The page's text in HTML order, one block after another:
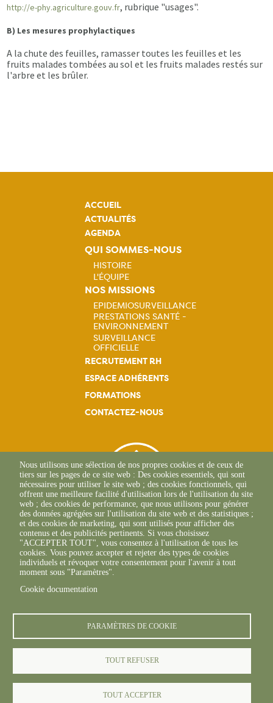
http://e-phy.agriculture.gouv.fr, rubrique "usages".
B) Les mesures prophylactiques
A la chute des feuilles, ramasser toutes les feuilles et les
fruits malades tombées au sol et les fruits malades restés sur
l'arbre et les brûler.
Nous utilisons une sélection de nos propres cookies et de ceux de
tiers sur les pages de ce site web : Des cookies essentiels, qui sont
nécessaires pour utiliser le site web ; des cookies fonctionnels, qui
offrent une meilleure facilité d'utilisation lors de l'utilisation du site
web ; des cookies de performance, que nous utilisons pour générer
des données agrégées sur l'utilisation du site web et des statistiques ;
et des cookies de marketing, qui sont utilisés pour afficher des
contenus et des publicités pertinents. Si vous choisissez
"ACCEPTER TOUT", vous consentez à l'utilisation de tous les
cookies. Vous pouvez accepter et rejeter des types de cookies
individuels et révoquer votre consentement pour l'avenir à tout
moment sous "Paramètres".
Cookie documentation
PARAMÈTRES DE COOKIE
TOUT REFUSER
TOUT ACCEPTER
ACCUEIL
ACTUALITÉS
AGENDA
QUI SOMMES-NOUS
Navigation
principale
HISTOIRE
L'ÉQUIPE
NOS MISSIONS
Navigation
principale
EPIDEMIOSURVEILLANCE
PRESTATIONS SANTÉ -
ENVIRONNEMENT
SURVEILLANCE
OFFICIELLE
RECRUTEMENT RH
ESPACE ADHÉRENTS
FORMATIONS
CONTACTEZ-NOUS
L'Osteria
20117 CAURO
+33 04 95 26 68 81
© FREDON 2024 -Mentions légales